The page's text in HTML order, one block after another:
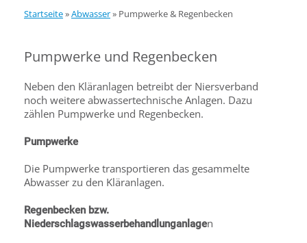
Startseite»Abwasser» Pumpwerke & Regenbecken
Pumpwerke und Regenbecken
Neben den Kläranlagen betreibt der Niersverband
noch weitere abwassertechnische Anlagen. Dazu
zählen Pumpwerke und Regenbecken.
Pumpwerke
Die Pumpwerke transportieren das gesammelte
Abwasser zu den Kläranlagen.
Regenbecken bzw.
Niederschlagswasserbehandlunganlagen